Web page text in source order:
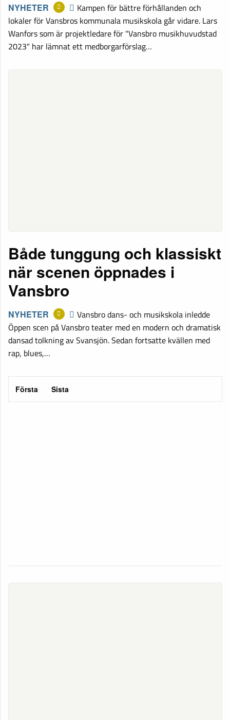
NYHETER
Kampen för bättre förhållanden och
lokaler för Vansbros kommunala musikskola går vidare. Lars
Wanfors som är projektledare för "Vansbro musikhuvudstad
2023" har lämnat ett medborgarförslag…
Både tunggung och klassiskt
när scenen öppnades i
Vansbro
NYHETER
Vansbro dans- och musikskola inledde
Öppen scen på Vansbro teater med en modern och dramatisk
dansad tolkning av Svansjön. Sedan fortsatte kvällen med
rap, blues,…
Första Sista